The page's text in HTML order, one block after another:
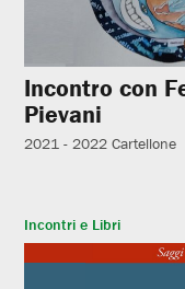
Incontro con
Pievani
2021 - 2022 Cartellone
Incontri e Libri